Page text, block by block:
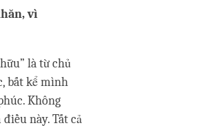
vì
là từ chủ
bất kể mình
Không
này. Tất cả